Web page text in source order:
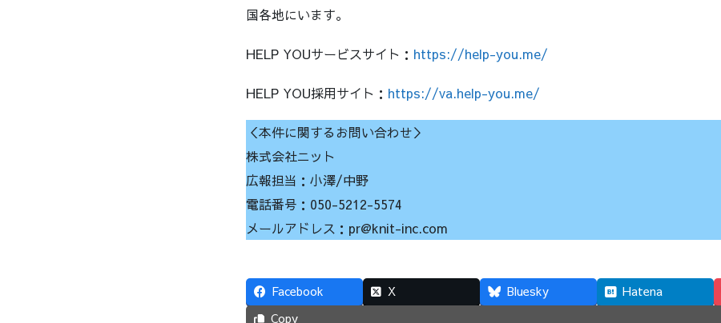
国各地にいます。
HELP YOUサービスサイト： https://help-you.me/
HELP YOU採用サイト： https://va.help-you.me/
＜本件に関するお問い合わせ＞
株式会社ニット
広報担当：小澤/中野
電話番号：050-5212-5574
メールアドレス：pr@knit-inc.com
Facebook X Bluesky Hatena
Copy